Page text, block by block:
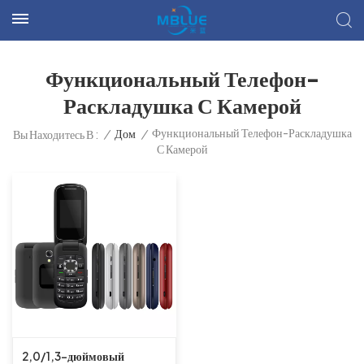
Функциональный Телефон-
Раскладушка С Камерой
Вы Находитесь В : / Дом / Функциональный Телефон-Раскладушка
С Камерой
2,0/1,3-дюймовый